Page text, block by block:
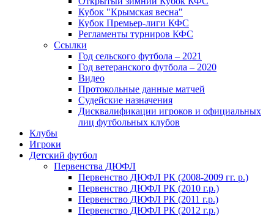
Кубок "Крымская весна"
Кубок Премьер-лиги КФС
Регламенты турниров КФС
Ссылки
Год сельского футбола – 2021
Год ветеранского футбола – 2020
Видео
Протокольные данные матчей
Судейские назначения
Дисквалификации игроков и официальных
лиц футбольных клубов
Клубы
Игроки
Детский футбол
Первенства ДЮФЛ
Первенство ДЮФЛ РК (2008-2009 гг. р.)
Первенство ДЮФЛ РК (2010 г.р.)
Первенство ДЮФЛ РК (2011 г.р.)
Первенство ДЮФЛ РК (2012 г.р.)